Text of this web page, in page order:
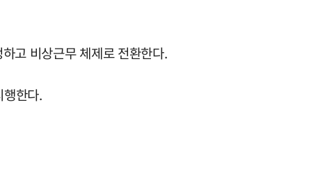
고 비상근무 체제로 전환한다.
한다.